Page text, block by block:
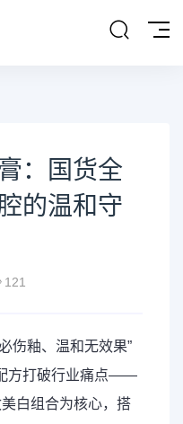
：国货全
的温和守
121
伤釉、温和无效果”
方打破行业痛点——
白组合为核心，搭